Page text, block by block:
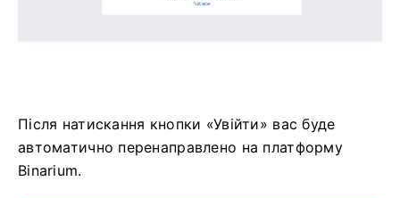
Після натискання кнопки «Увійти» вас буде
автоматично перенаправлено на платформу
Binarium.